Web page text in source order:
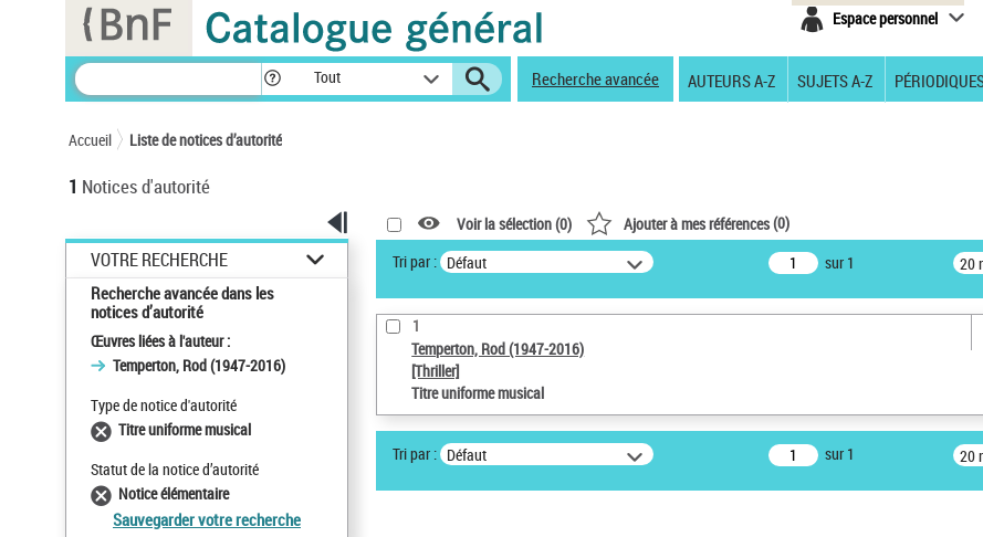
Espace personnel
Tout Recherche avancée AUTEURS A-Z SUJETS A-Z
Accueil Liste de notices d’autorité
1 Notices d'autorité
VOTRE RECHERCHE
Recherche avancée dans les
notices d’autorité
Œuvres liées à l'auteur :
Temperton, Rod (1947-2016)
Type de notice d'autorité
Titre uniforme musical
Statut de la notice d’autorité
Notice élémentaire
Sauvegarder votre recherche
Voir la sélection (0) Ajouter à mes références(0)
Tri par : Défaut sur 1 20
1
Temperton, Rod (1947-2016)
[Thriller]
Titre uniforme musical
Tri par : Défaut sur 1 20
Panneau de gestion des cookies